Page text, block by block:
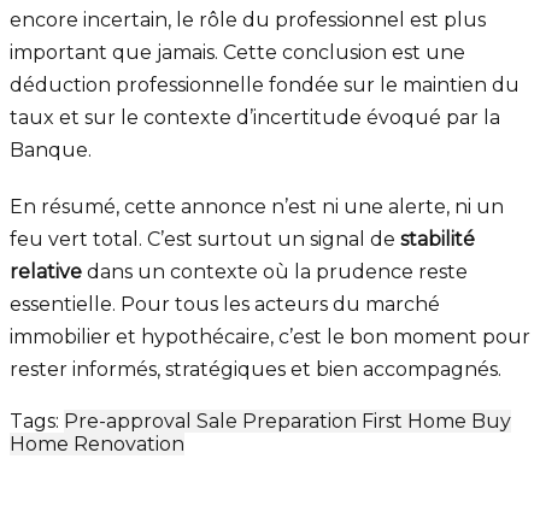
encore incertain, le rôle du professionnel est plus
important que jamais. Cette conclusion est une
déduction professionnelle fondée sur le maintien du
taux et sur le contexte d’incertitude évoqué par la
Banque.
En résumé, cette annonce n’est ni une alerte, ni un
feu vert total. C’est surtout un signal de stabilité
relative dans un contexte où la prudence reste
essentielle. Pour tous les acteurs du marché
immobilier et hypothécaire, c’est le bon moment pour
rester informés, stratégiques et bien accompagnés.
Tags: Pre-approval Sale Preparation First Home Buy
Home Renovation